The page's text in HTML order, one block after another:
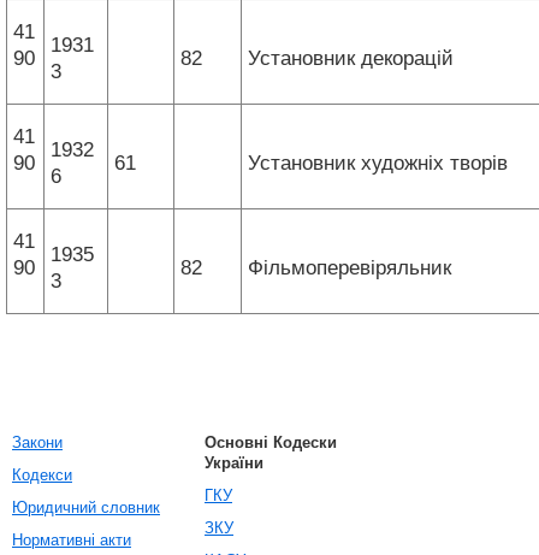
41
90
1931
3
82 Установник декорацій
41
90
1932
6
61 Установник художніх творів
41
90
1935
3
82 Фільмоперевіряльник
Закони
Кодекси
Юридичний словник
Нормативні акти
Основні Кодески
України
ГКУ
ЗКУ